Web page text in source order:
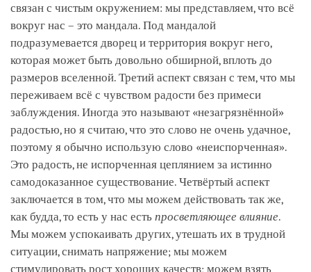
связан с чистым окружением: мы представляем, что всё
вокруг нас – это мандала. Под мандалой
подразумевается дворец и территория вокруг него,
которая может быть довольно обширной, вплоть до
размеров вселенной. Третий аспект связан с тем, что мы
переживаем всё с чувством радости без примеси
заблуждения. Иногда это называют «незагрязнённой»
радостью, но я считаю, что это слово не очень удачное,
поэтому я обычно использую слово «неиспорченная».
Это радость, не испорченная цеплянием за истинно
самодоказанное существование. Четвёртый аспект
заключается в том, что мы можем действовать так же,
как будда, то есть у нас есть просветляющее влияние.
Мы можем успокаивать других, утешать их в трудной
ситуации, снимать напряжение; мы можем
стимулировать рост хороших качеств; можем взять